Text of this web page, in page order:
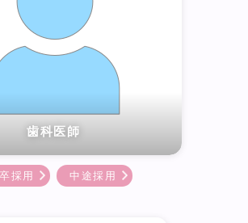
歯科医師
採用 中途採用